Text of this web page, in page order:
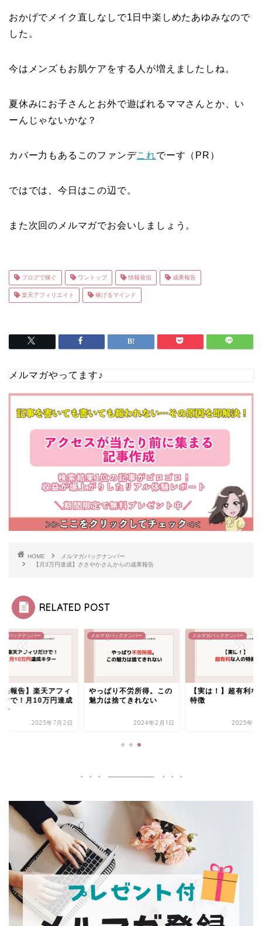
おかげでメイク直しなしで1日中楽しめたあゆみなので
した。
今はメンズもお肌ケアをする人が増えましたしね。
夏休みにお子さんとお外で遊ばれるママさんとか、い
ーんじゃないかな？
カバー力もあるこのファンデこれでーす（PR）
ではでは、今日はこの辺で。
また次回のメルマガでお会いしましょう。
ブログで稼ぐ ワントップ 情報発信 成果報告
楽天アフィリエイト 稼げるマインド
メルマガやってます♪
HOME
メルマガバックナンバー
【月3万円達成】ささやかさんからの成果報告
RELATED POST
ガバックナンバー
果報告】楽天アフィ
けで！月10万円達成
ー
2025年7月2日
メルマガバックナンバー
やっぱり不労所得。この
魅力は捨てきれない
2024年2月1日
メルマガバックナンバー
【実は！】超有利な
特徴
2025年6